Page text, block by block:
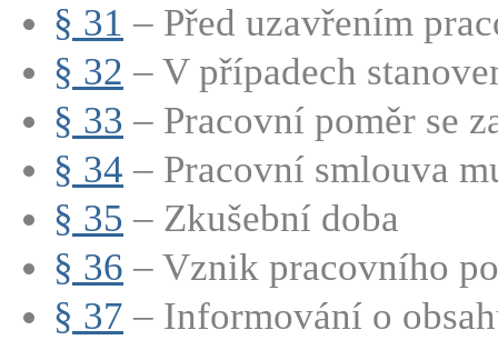
§ 31 – Před uzavřením
§ 32 – V případech
§ 33 – Pracovní poměr se
§ 34 – Pracovní smlouva
§ 35 – Zkušební doba
§ 36 – Vznik pracovního
§ 37 – Informování o